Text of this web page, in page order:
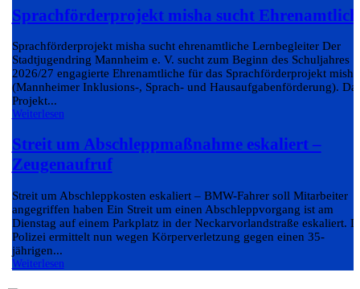
Sprachförderprojekt misha sucht
Sprachförderprojekt misha sucht ehrenamtliche Lernbegleiter Der
Stadtjugendring Mannheim e. V. sucht zum Beginn des Schuljahres
2026/27 engagierte Ehrenamtliche für das Sprachförderprojekt misha
(Mannheimer Inklusions-, Sprach- und Hausaufgabenförderung).
Projekt...
Weiterlesen
Streit um Abschleppmaßnahme eskaliert –
Zeugenaufruf
Streit um Abschleppkosten eskaliert – BMW-Fahrer soll Mitarbeiter
angegriffen haben Ein Streit um einen Abschleppvorgang ist am
Dienstag auf einem Parkplatz in der Neckarvorlandstraße eskaliert.
Polizei ermittelt nun wegen Körperverletzung gegen einen 35-
jährigen...
Weiterlesen